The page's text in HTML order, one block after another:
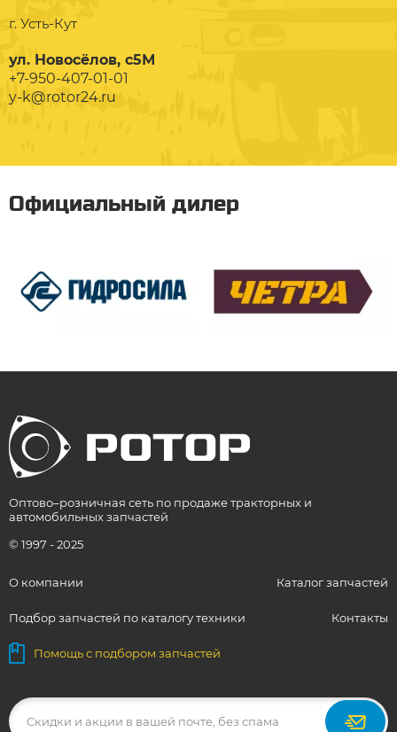
г. Усть-Кут
ул. Новосёлов, с5М
+7-950-407-01-01
y-k@rotor24.ru
Официальный дилер
Оптово–розничная сеть по продаже тракторных и
автомобильных запчастей
© 1997 - 2025
О компании Каталог запчастей
Подбор запчастей по каталогу техники Контакты
Помощь с подбором запчастей